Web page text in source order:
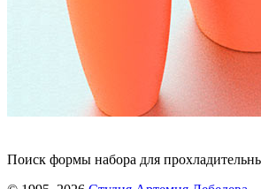
Поиск формы набора для